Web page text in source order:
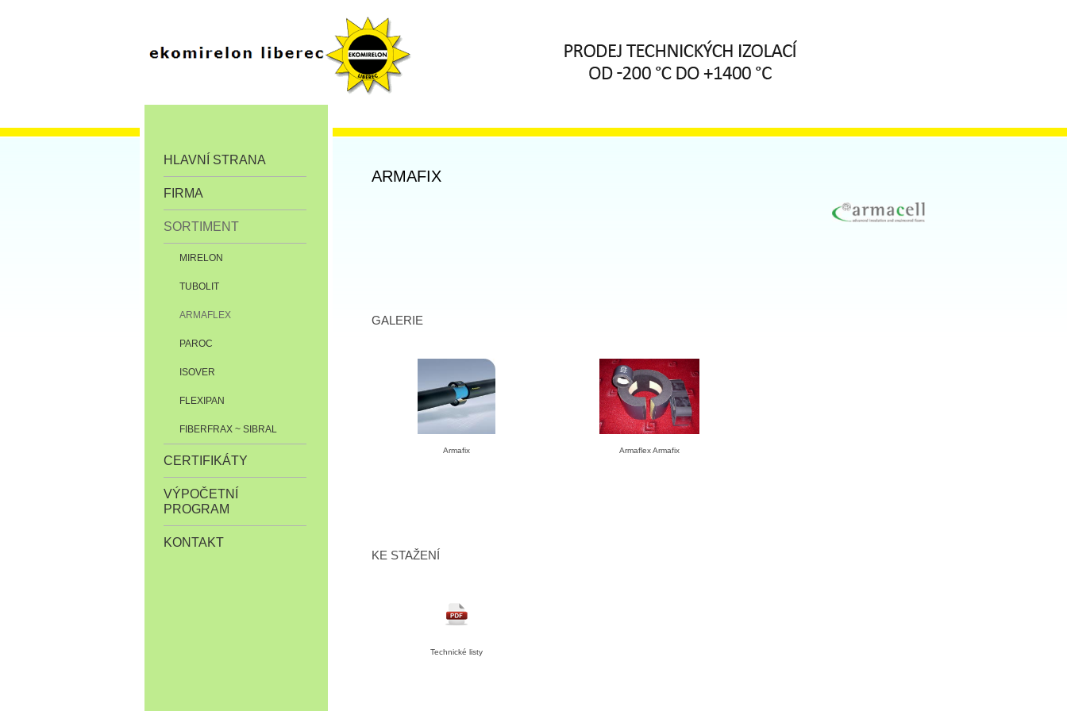
HLAVNÍ STRANA
FIRMA
SORTIMENT
MIRELON
TUBOLIT
ARMAFLEX
PAROC
ISOVER
FLEXIPAN
FIBERFRAX ~ SIBRAL
CERTIFIKÁTY
VÝPOČETNÍ
PROGRAM
KONTAKT
ARMAFIX
GALERIE
Armafix Armaflex Armafix
KE STAŽENÍ
Technické listy